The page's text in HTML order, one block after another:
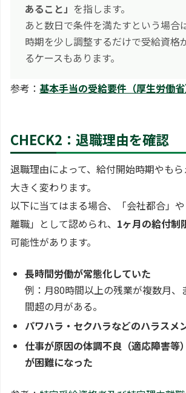
あること」 を指します。
あと数日で条件を満たすという場合
時期を少し調整するだけで受給資格
るケースもあります。
参考： 基本手当の受給要件（厚生労働省
CHECK2：退職理由を確認
退職理由によって、給付開始時期やも
大きく変わります。
以下に当てはまる場合、「会社都合」
離職」として認められ、 1ヶ月の給付制
可能性があります。
長時間労働が常態化していた
例：月80時間以上の残業が複数月、
間超の月がある。
パワハラ・セクハラなどのハラスメ
仕事が原因の体調不良（適応障害等
が困難になった